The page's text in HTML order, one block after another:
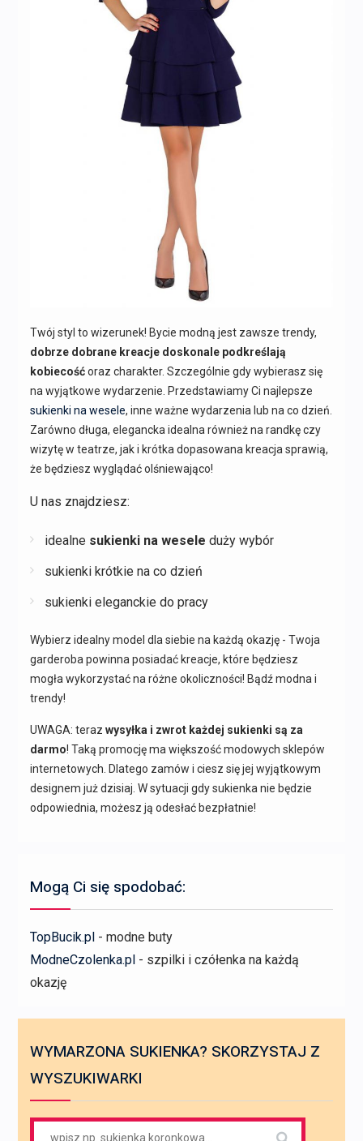
Twój styl to wizerunek! Bycie modną jest zawsze trendy,
dobrze dobrane kreacje doskonale podkreślają
kobiecośćoraz charakter. Szczególnie gdy wybierasz się
na wyjątkowe wydarzenie. Przedstawiamy Ci najlepsze
sukienki na wesele, inne ważne wydarzenia lub na co dzień.
Zarówno długa, elegancka idealna również na randkę czy
wizytę w teatrze, jak i krótka dopasowana kreacja sprawią,
że będziesz wyglądać olśniewająco!
U nas znajdziesz:
idealne sukienki na wesele duży wybór
sukienki krótkie na co dzień
sukienki eleganckie do pracy
Wybierz idealny model dla siebie na każdą okazję - Twoja
garderoba powinna posiadać kreacje, które będziesz
mogła wykorzystać na różne okoliczności! Bądź modna i
trendy!
UWAGA: teraz wysyłka i zwrot każdej sukienki są za
darmo! Taką promocję ma większość modowych sklepów
internetowych. Dlatego zamów i ciesz się jej wyjątkowym
designem już dzisiaj. W sytuacji gdy sukienka nie będzie
odpowiednia, możesz ją odesłać bezpłatnie!
Mogą Ci się spodobać:
TopBucik.pl - modne buty
ModneCzolenka.pl - szpilki i czółenka na każdą
okazję
WYMARZONA SUKIENKA? SKORZYSTAJ Z
WYSZUKIWARKI